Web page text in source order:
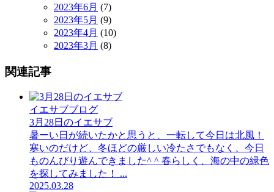
2023年6月 (7)
2023年5月 (9)
2023年4月 (10)
2023年3月 (8)
関連記事
イエサブブログ
3月28日のイエサブ
暑ーい日が続いたかと思うと、一転して今日は北風！
寒いのだけど、冬ほどの厳しい冷たさでもなく、今日
ものんびり遊んできました^ ^ 春らしく、海の中の緑色
を探してみました！ ...
2025.03.28